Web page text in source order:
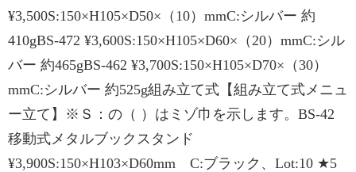
¥3,500S:150×H105×D50×（10）mmC:シルバー 約
410gBS-472 ¥3,600S:150×H105×D60×（20）mmC:シル
バー 約465gBS-462 ¥3,700S:150×H105×D70×（30）
mmC:シルバー 約525g組み立て式【組み立て式メニュ
ー立て】※Ｓ：の（ ）はミゾ巾を示します。BS-42
移動式メタルブックスタンド
¥3,900S:150×H103×D60mm C:ブラック、Lot:10 ★5